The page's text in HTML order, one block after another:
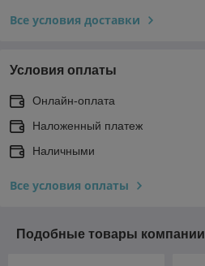
Все условия доставки
Условия оплаты
Онлайн-оплата
Наложенный платеж
Наличными
Все условия оплаты
Подобные товары компании